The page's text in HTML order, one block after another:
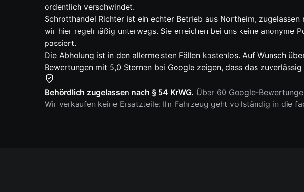
ordentlich verschwindet.
Schrotthandel Richter ist ein echter Betrieb aus Northeim,
wir hier regelmäßig unterwegs. Sie erreichen bei uns keine anonyme
passiert.
Die Abholung ist in den allermeisten Fällen kostenlos. Auf Wunsch
Bewertungen mit 5,0 Sternen bei Google zeigen, dass das zuverlässig
Behördlich zugelassen nach § 54 KrWG. Über 60 Google-
Wir verkaufen keine Ersatzteile: Ihr Fahrzeug geht vollständig in die